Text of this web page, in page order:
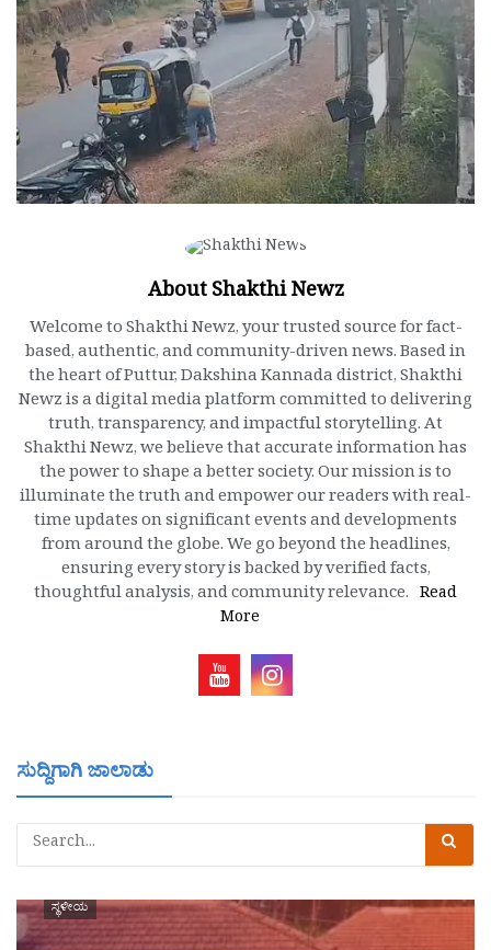
About Shakthi Newz
Welcome to Shakthi Newz, your trusted source for fact-
based, authentic, and community-driven news. Based in
the heart of Puttur, Dakshina Kannada district, Shakthi
Newz is a digital media platform committed to delivering
truth, transparency, and impactful storytelling. At
Shakthi Newz, we believe that accurate information has
the power to shape a better society. Our mission is to
illuminate the truth and empower our readers with real-
time updates on significant events and developments
from around the globe. We go beyond the headlines,
ensuring every story is backed by verified facts,
thoughtful analysis, and community relevance. Read
More
ಸುದ್ದಿಗಾಗಿ ಜಾಲಾಡು
ಸ್ಥಳೀಯ